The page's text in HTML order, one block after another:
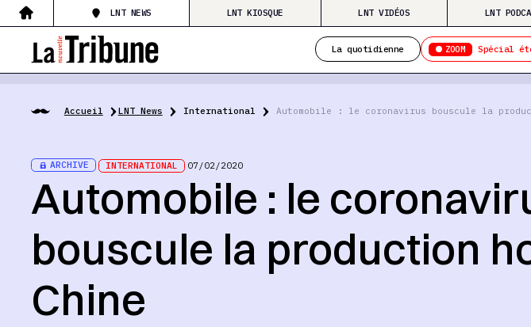
LNT NEWS LNT KIOSQUE LNT VIDÉOS LNT
La quotidienne ZOOM Spécial
Accueil LNT News International Automobile : le coronavirus bouscule la
ARCHIVE INTERNATIONAL 07/02/2020
Automobile : le
bouscule la production
Chine